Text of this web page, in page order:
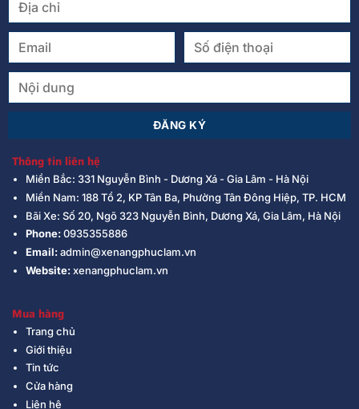
Thông tin liên hệ
Miền Bắc: 331 Nguyễn Bình - Dương Xá - Gia Lâm - Hà Nội
Miền Nam: 188 Tổ 2, KP Tân Ba, Phường Tân Đông Hiệp, TP. HCM
Bãi Xe: Số 20, Ngõ 323 Nguyễn Bình, Dương Xá, Gia Lâm, Hà Nội
Phone:0935355886
Email:admin@xenangphuclam.vn
Website:xenangphuclam.vn
Mua hàng
Trang chủ
Giới thiệu
Tin tức
Cửa hàng
Liên hệ